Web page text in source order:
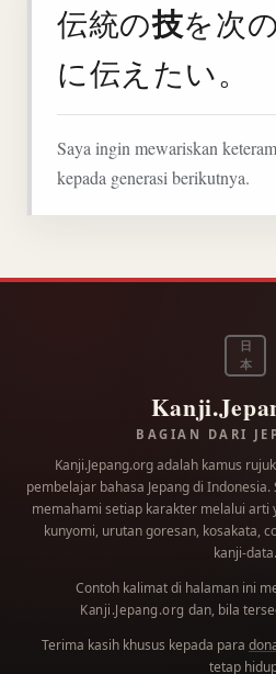
伝統の技を次
に伝えたい。
Saya ingin mewariskan
kepada generasi berikutnya.
日
本
BAGIAN DARI
Kanji.Jepang.org adalah kamus
pembelajar bahasa Jepang di
memahami setiap karakter melalui arti
kunyomi, urutan goresan, kosakata,
kanji-data.
Contoh kalimat di halaman ini
Kanji.Jepang.org dan, bila
Terima kasih khusus kepada para
tetap